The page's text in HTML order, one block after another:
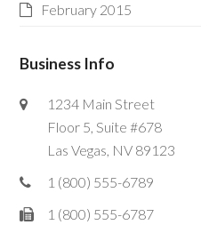
February 2015
Business Info
1234 Main Street
Floor 5, Suite #678
Las Vegas, NV 89123
1 (800) 555-6789
1 (800) 555-6787